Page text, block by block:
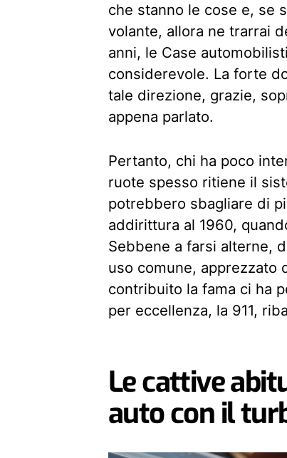
che stanno le cose e, se
volante, allora ne trarrai
anni, le Case
considerevole. La forte
tale direzione, grazie,
appena parlato.
Pertanto, chi ha poco
ruote spesso ritiene il
potrebbero sbagliare di
addirittura al 1960,
Sebbene a farsi alterne,
uso comune, apprezzato
contribuito la fama ci ha
per eccellenza, la 911,
Le cattive
auto con il